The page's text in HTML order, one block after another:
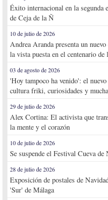
Éxito internacional en la segunda
de Ceja de la Ñ
10 de julio de 2026
Andrea Aranda presenta un
la vista puesta en el centenario
03 de agosto de 2026
'Hoy tampoco ha venido': el
cultura friki, curiosidades y
29 de julio de 2026
Alex Cortina: El activista que
la mente y el corazón
10 de julio de 2026
Se suspende el Festival Cueva de
28 de julio de 2026
Exposición de postales de
'Sur' de Málaga